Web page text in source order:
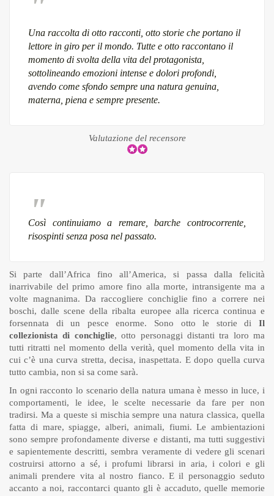
Una raccolta di otto racconti, otto storie che portano il
lettore in giro per il mondo. Tutte e otto raccontano il
momento di svolta della vita del protagonista,
sottolineando emozioni intense e dolori profondi,
avendo come sfondo sempre una natura genuina,
materna, piena e sempre presente.
Valutazione del recensore
Così continuiamo a remare, barche controcorrente,
risospinti senza posa nel passato.
Si parte dall’Africa fino all’America, si passa dalla felicità
inarrivabile del primo amore fino alla morte, intransigente ma a
volte magnanima. Da raccogliere conchiglie fino a correre nei
boschi, dalle scene della ribalta europee alla ricerca continua e
forsennata di un pesce enorme. Sono otto le storie di Il
collezionista di conchiglie, otto personaggi distanti tra loro ma
tutti ritratti nel momento della verità, quel momento della vita in
cui c’è una curva stretta, decisa, inaspettata. E dopo quella curva
tutto cambia, non si sa come sarà.
In ogni racconto lo scenario della natura umana è messo in luce, i
comportamenti, le idee, le scelte necessarie da fare per non
tradirsi. Ma a queste si mischia sempre una natura classica, quella
fatta di mare, spiagge, alberi, animali, fiumi. Le ambientazioni
sono sempre profondamente diverse e distanti, ma tutti suggestivi
e sapientemente descritti, sembra veramente di vedere gli scenari
costruirsi attorno a sé, i profumi librarsi in aria, i colori e gli
animali prendere vita al nostro fianco. E il personaggio seduto
accanto a noi, raccontarci quanto gli è accaduto, quelle memorie